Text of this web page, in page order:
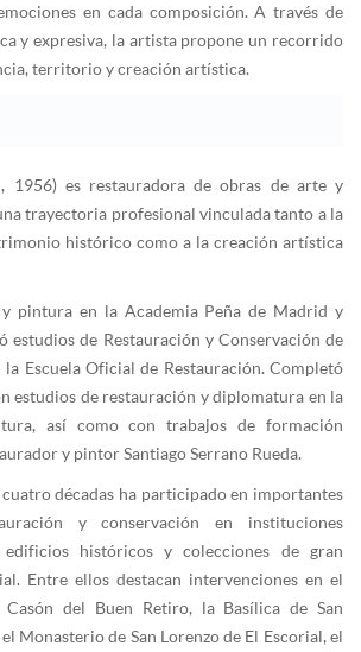
en cada composición. A través de
y expresiva, la artista propone un recorrido
territorio y creación artística.
1956) es restauradora de obras de arte y
trayectoria profesional vinculada tanto a la
histórico como a la creación artística
pintura en la Academia Peña de Madrid y
estudios de Restauración y Conservación de
la Escuela Oficial de Restauración. Completó
estudios de restauración y diplomatura en la
así como con trabajos de formación
y pintor Santiago Serrano Rueda.
décadas ha participado en importantes
y conservación en instituciones
edificios históricos y colecciones de gran
Entre ellos destacan intervenciones en el
del Buen Retiro, la Basílica de San
Monasterio de San Lorenzo de El Escorial, el